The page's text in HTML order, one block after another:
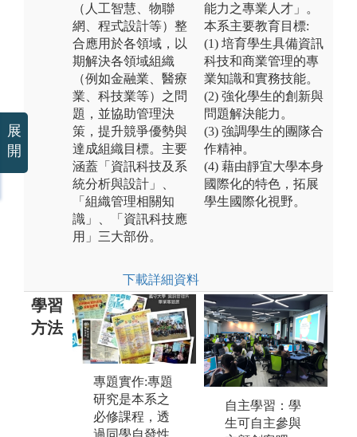
（人工智慧、物聯
網、程式設計等）整
合應用於各領域，以
期解決各領域組織
（例如金融業、醫療
業、科技業等）之問
題，並協助管理決
策，提升競爭優勢與
達成組織目標。主要
涵蓋「資訊科技及系
統分析與設計」、
「組織管理相關知
識」、「資訊科技應
用」三大部份。
下載詳細資料
能力之專業人才」。
本系主要教育目標:
(1) 培育學生具備資訊
科技和商業管理的專
業知識和實務技能。
(2) 強化學生的創新與
問題解決能力。
(3) 強調學生的團隊合
作精神。
(4) 藉由靜宜大學本身
國際化的特色，拓展
學生國際化視野。
學習
方法
專題實作:專題
研究是本系之
必修課程，透
程式開發: 透過
本系專業必選
修課程的訓
自主學習：學
生可自主參與
展
開